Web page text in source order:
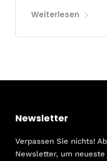
Weiterlesen
Newsletter
Verpassen Sie nichts!
Newsletter, um